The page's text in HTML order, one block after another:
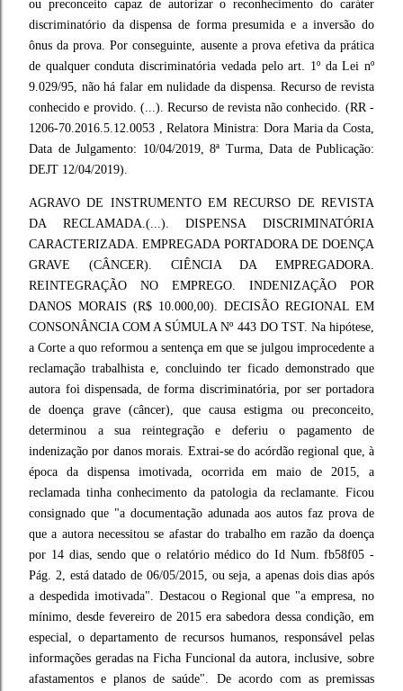
ou preconceito capaz de autorizar o reconhecimento do caráter
discriminatório da dispensa de forma presumida e a inversão do
ônus da prova. Por conseguinte, ausente a prova efetiva da prática
de qualquer conduta discriminatória vedada pelo art. 1º da Lei nº
9.029/95, não há falar em nulidade da dispensa. Recurso de revista
conhecido e provido. (...). Recurso de revista não conhecido. (RR -
1206-70.2016.5.12.0053 , Relatora Ministra: Dora Maria da Costa,
Data de Julgamento: 10/04/2019, 8ª Turma, Data de Publicação:
DEJT 12/04/2019).
AGRAVO DE INSTRUMENTO EM RECURSO DE REVISTA
DA RECLAMADA.(...). DISPENSA DISCRIMINATÓRIA
CARACTERIZADA. EMPREGADA PORTADORA DE DOENÇA
GRAVE (CÂNCER). CIÊNCIA DA EMPREGADORA.
REINTEGRAÇÃO NO EMPREGO. INDENIZAÇÃO POR
DANOS MORAIS (R$ 10.000,00). DECISÃO REGIONAL EM
CONSONÂNCIA COM A SÚMULA Nº 443 DO TST. Na hipótese,
a Corte a quo reformou a sentença em que se julgou improcedente a
reclamação trabalhista e, concluindo ter ficado demonstrado que
autora foi dispensada, de forma discriminatória, por ser portadora
de doença grave (câncer), que causa estigma ou preconceito,
determinou a sua reintegração e deferiu o pagamento de
indenização por danos morais. Extrai-se do acórdão regional que, à
época da dispensa imotivada, ocorrida em maio de 2015, a
reclamada tinha conhecimento da patologia da reclamante. Ficou
consignado que "a documentação adunada aos autos faz prova de
que a autora necessitou se afastar do trabalho em razão da doença
por 14 dias, sendo que o relatório médico do Id Num. fb58f05 -
Pág. 2, está datado de 06/05/2015, ou seja, a apenas dois dias após
a despedida imotivada". Destacou o Regional que "a empresa, no
mínimo, desde fevereiro de 2015 era sabedora dessa condição, em
especial, o departamento de recursos humanos, responsável pelas
informações geradas na Ficha Funcional da autora, inclusive, sobre
afastamentos e planos de saúde". De acordo com as premissas